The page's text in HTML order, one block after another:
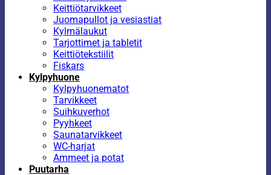
Keittiötarvikkeet
Juomapullot ja vesiastiat
Kylmälaukut
Tarjottimet ja tabletit
Keittiötekstiilit
Fiskars
Kylpyhuone
Kylpyhuonematot
Tarvikkeet
Suihkuverhot
Pyyhkeet
Saunatarvikkeet
WC-harjat
Ammeet ja potat
Puutarha